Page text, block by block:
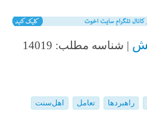
| شناسه مطلب: 14019
راهبردها تعامل اهل‌سنت